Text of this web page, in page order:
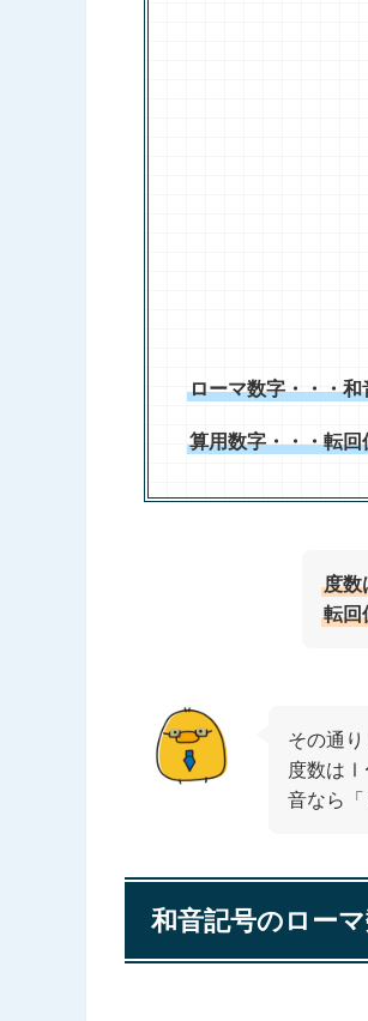
ローマ数字・・・
算用数字・・・転回
度数
転回
その通り
度数はⅠ
音なら「
和音記号のロー